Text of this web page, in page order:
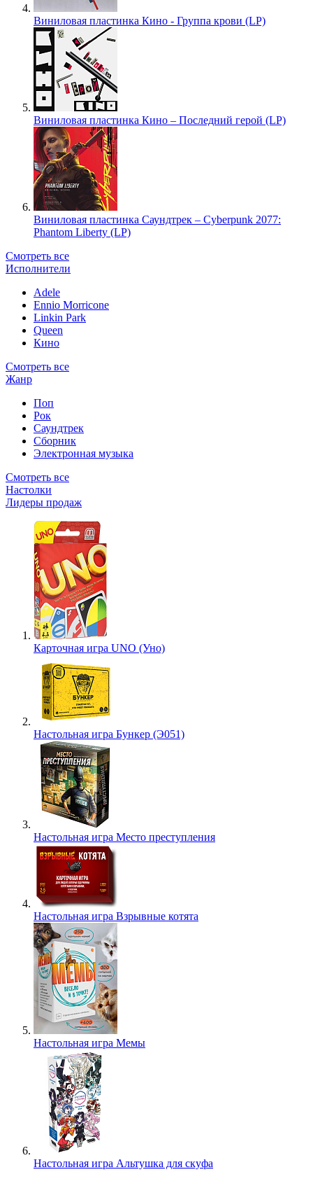
Виниловая пластинка Кино - Группа крови (LP)
Виниловая пластинка Кино – Последний герой (LP)
Виниловая пластинка Саундтрек – Cyberpunk 2077:
Phantom Liberty (LP)
Смотреть все
Исполнители
Adele
Ennio Morricone
Linkin Park
Queen
Кино
Смотреть все
Жанр
Поп
Рок
Саундтрек
Сборник
Электронная музыка
Смотреть все
Настолки
Лидеры продаж
Карточная игра UNO (Уно)
Настольная игра Бункер (Э051)
Настольная игра Место преступления
Настольная игра Взрывные котята
Настольная игра Мемы
Настольная игра Альтушка для скуфа